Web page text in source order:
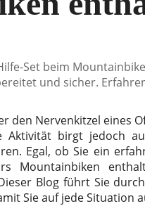
Set beim
und sicher.
den Nervenkitzel eines
Aktivität birgt jedoch
Egal, ob Sie ein
Mountainbiken
Blog führt Sie
Sie auf jede Situation